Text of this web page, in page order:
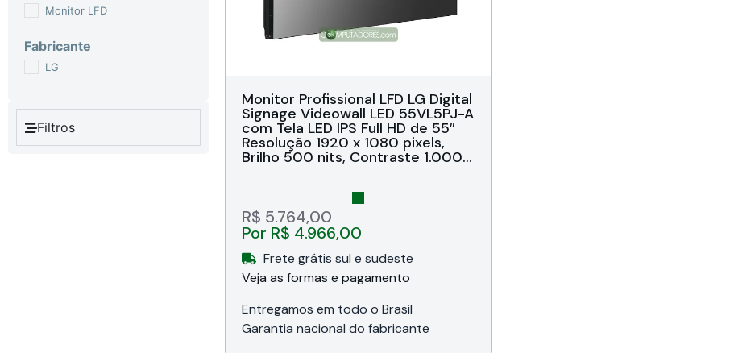
Monitor LFD
Fabricante
LG
Filtros
Monitor Profissional LFD LG Digital
Signage Videowall LED 55VL5PJ-A
com Tela LED IPS Full HD de 55″
Resolução 1920 x 1080 pixels,
Brilho 500 nits, Contraste 1.000:1,
Bordas finas, Antireflexo,
Verticial, Resposta 8 ms, Visão
178 graus, HDMI / DP / DVI-D / USB
/ RS232C / RJ45, Compatível
com SuperSign, IP5X, Bivolt, VESA,
Preto, Garantia de 36 meses da
LG do Brasil
R$ 5.764,00
Por R$ 4.966,00
Frete grátis sul e sudeste
Veja as formas e pagamento
Entregamos em todo o Brasil
Garantia nacional do fabricante